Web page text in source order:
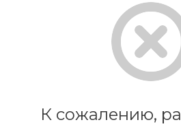
К сожалению,